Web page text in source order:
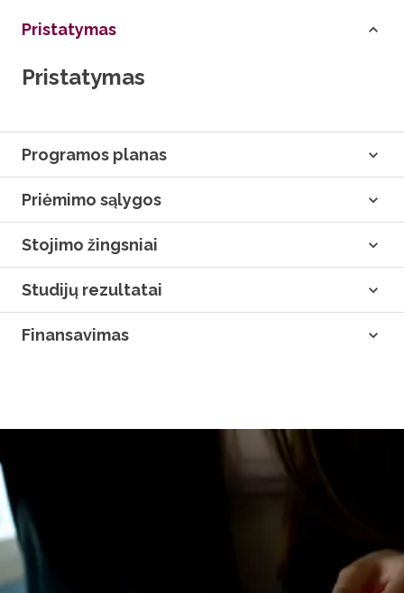
Pristatymas
Pristatymas
Programos planas
Priėmimo sąlygos
Stojimo žingsniai
Studijų rezultatai
Finansavimas